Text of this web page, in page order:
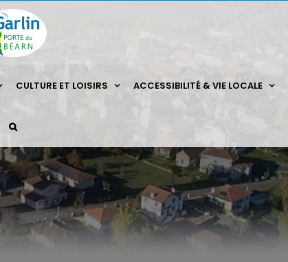
CULTURE ET LOISIRS ACCESSIBILITÉ & VIE LOCALE